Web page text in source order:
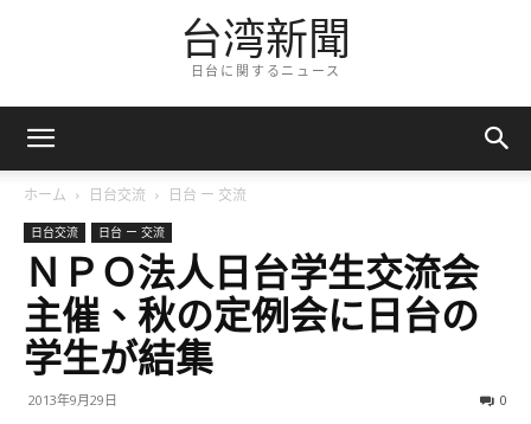
台湾新聞
日台に関するニュース
ホーム 日台交流 日台 ー 交流
日台交流 日台 ー 交流
ＮＰＯ法人日台学生交流会
主催、秋の定例会に日台の
学生が結集
2013年9月29日 0